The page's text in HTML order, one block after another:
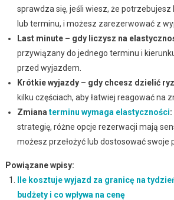
sprawdza się, jeśli wiesz, że
lub terminu, i możesz zarezerwować z
Last minute – gdy liczysz na
przywiązany do jednego terminu i
przed wyjazdem.
Krótkie wyjazdy – gdy chcesz dzielić
kilku częściach, aby łatwiej reagować na
Zmiana terminu wymaga elastyczności:
strategię, różne opcje rezerwacji mają
możesz przełożyć lub dostosować swoje
Powiązane wpisy:
Ile kosztuje wyjazd za granicę na
budżety i co wpływa na cenę